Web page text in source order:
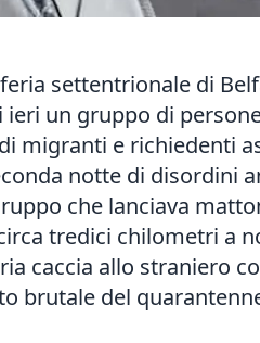
settentrionale di
un gruppo di
migranti e richiedenti
notte di disordini
che lanciava
tredici chilometri a
caccia allo straniero
del